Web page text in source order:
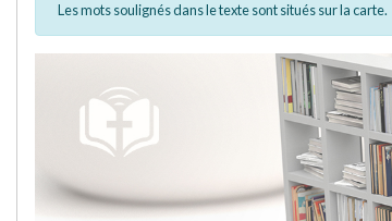
Les mots soulignés dans le texte sont situés sur la carte.